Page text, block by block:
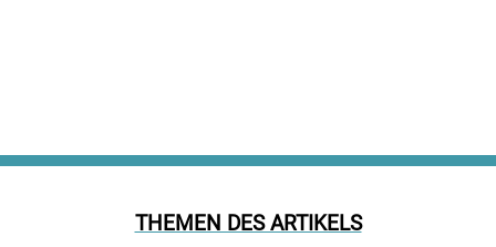
THEMEN DES ARTIKELS